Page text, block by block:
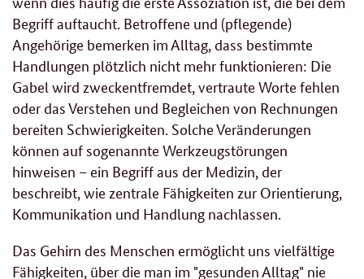
Begriff auftaucht. Betroffene und (pflegende)
Angehörige bemerken im Alltag, dass bestimmte
Handlungen plötzlich nicht mehr funktionieren: Die
Gabel wird zweckentfremdet, vertraute Worte fehlen
oder das Verstehen und Begleichen von Rechnungen
bereiten Schwierigkeiten. Solche Veränderungen
können auf sogenannte Werkzeugstörungen
hinweisen – ein Begriff aus der Medizin, der
beschreibt, wie zentrale Fähigkeiten zur Orientierung,
Kommunikation und Handlung nachlassen.
Das Gehirn des Menschen ermöglicht uns vielfältige
Fähigkeiten, über die man im "gesunden Alltag" nie